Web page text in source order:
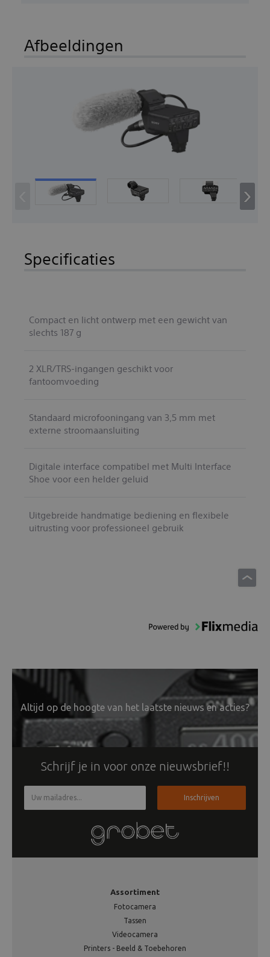
Afbeeldingen
›
Specificaties
Compact en licht ontwerp met een gewicht van
slechts 187 g
2 XLR/TRS-ingangen geschikt voor
fantoomvoeding
Standaard microfooningang van 3,5 mm met
externe stroomaansluiting
Digitale interface compatibel met Multi Interface
Shoe voor een helder geluid
Uitgebreide handmatige bediening en flexibele
uitrusting voor professioneel gebruik
Altijd op de hoogte van het laatste nieuws en acties?
Schrijf je in voor onze nieuwsbrief!!
Inschrijven
Assortiment
Fotocamera
Tassen
Videocamera
Printers - Beeld & Toebehoren